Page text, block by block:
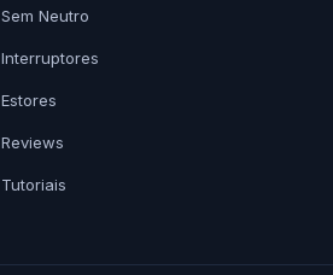
Sem Neutro
Interruptores
Estores
Reviews
Tutoriais